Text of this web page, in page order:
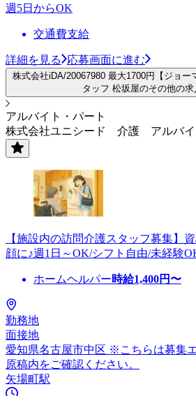
週5日からOK
交通費支給
詳細を見る 応募画面に進む
株式会社iDA/20067980 最大1700円【ジョー
タッフ 松坂屋のその他の求
アルバイト・パート
株式会社ユニシード 介護 アルバイ
【施設内の訪問介護スタッフ募集】
顔に♪週1日～OK/シフト自由/未経験
ホームヘルパー時給1,400円〜
勤務地
面接地
愛知県名古屋市中区 ※こちらは募集
原稿内をご確認ください。
矢場町駅